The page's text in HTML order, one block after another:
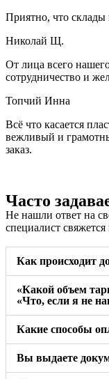
Приятно, что
Николай Щ.
От лица всего
сотрудничество и
Топчий Инна
Всё что касается
вежливый и
заказ.
Часто
Не нашли ответ на
специалист
Как происходит
«Какой объем
«Что, если я не
Какие способы
Вы выдаете